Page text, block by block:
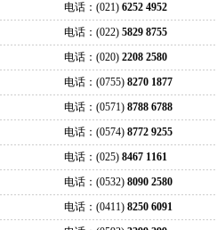
电话：(021) 6252 4952
电话：(022) 5829 8755
电话：(020) 2208 2580
电话：(0755) 8270 1877
电话：(0571) 8788 6788
电话：(0574) 8772 9255
电话：(025) 8467 1161
电话：(0532) 8090 2580
电话：(0411) 8250 6091